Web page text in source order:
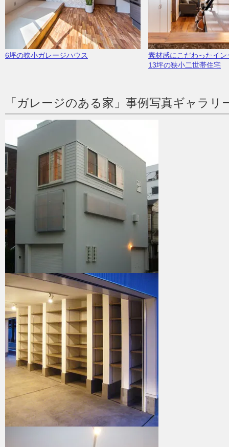
6坪の狭小ガレージハウス
素材感にこだわったイ
13坪の狭小二世帯住宅
「ガレージのある家」事例写真ギャラリ